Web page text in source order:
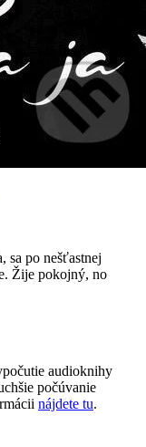
sa po nešťastnej
Žije pokojný, no
audioknihy
počúvanie
nájdete tu.